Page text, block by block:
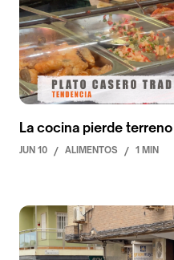
La cocina pierde terreno
JUN 10 / ALIMENTOS / 1 MIN